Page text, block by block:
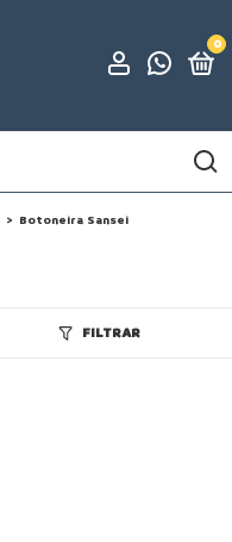
0
> Botoneira Sansei
FILTRAR